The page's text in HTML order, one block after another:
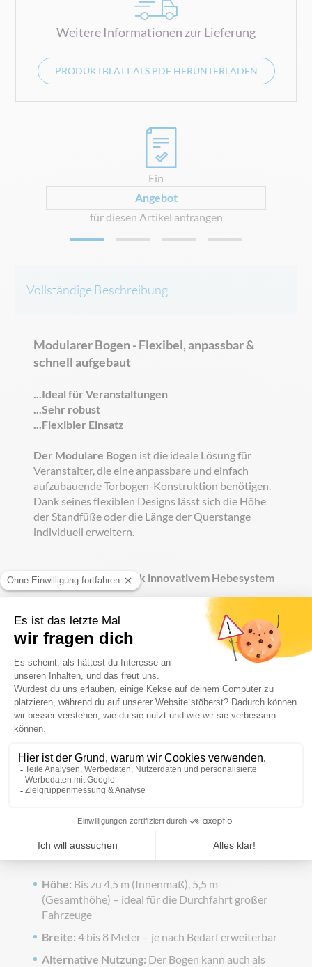
Weitere Informationen zur Lieferung
PRODUKTBLATT ALS PDF HERUNTERLADEN
Ein
Angebot
für diesen Artikel anfrangen
Vollständige Beschreibung
Modularer Bogen - Flexibel, anpassbar &
schnell aufgebaut
...Ideal für Veranstaltungen
...Sehr robust
...Flexibler Einsatz
Der Modulare Bogen ist die ideale Lösung für
Veranstalter, die eine anpassbare und einfach
aufzubauende Torbogen-Konstruktion benötigen.
Dank seines flexiblen Designs lässt sich die Höhe
der Standfüße oder die Länge der Querstange
individuell erweitern.
Schneller Aufbau dank innovativem Hebesystem
integriertes
Seilwinden-System
, mit dem die Traverse auf
Arbeitshöhe abgesenkt werden kann. Das spart
Zeit beim Auf- und Abbau und macht den Einsatz
teurer Hebebühnen überflüssig.
Robuste & langlebige Konstruktion
Aluminium, ergänzt durch einige
Verbindungselemente aus Stahl. Alle Module sind
faltbarund lassen sich platzsparend
Höhe: Bis zu 4,5 m (Innenmaß), 5,5 m
(Gesamthöhe) – ideal für die Durchfahrt großer
Fahrzeuge
Breite: 4 bis 8 Meter – je nach Bedarf erweiterbar
Alternative Nutzung: Der Bogen kann auch als